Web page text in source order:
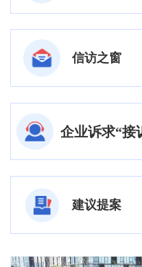
信访之窗
企业诉求“接
建议提案